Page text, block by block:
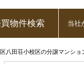
物件検索 当社
八田荘小校区の分譲マンショ